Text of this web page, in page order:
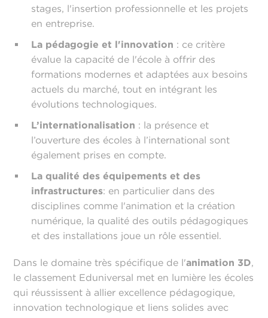
stages, l'insertion professionnelle et les projets
en entreprise.
La pédagogie et l'innovation : ce critère
évalue la capacité de l'école à offrir des
formations modernes et adaptées aux besoins
actuels du marché, tout en intégrant les
évolutions technologiques.
L’internationalisation : la présence et
l’ouverture des écoles à l’international sont
également prises en compte.
La qualité des équipements et des
infrastructures: en particulier dans des
disciplines comme l'animation et la création
numérique, la qualité des outils pédagogiques
et des installations joue un rôle essentiel.
Dans le domaine très spécifique de l'animation 3D,
le classement Eduniversal met en lumière les écoles
qui réussissent à allier excellence pédagogique,
innovation technologique et liens solides avec